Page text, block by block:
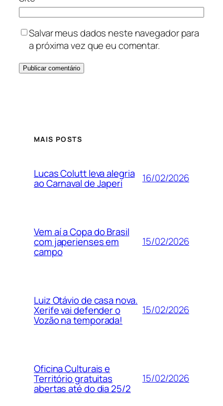
Salvar meus dados neste navegador para
a próxima vez que eu comentar.
MAIS POSTS
Lucas Colutt leva alegria
ao Carnaval de Japeri 16/02/2026
Vem aí a Copa do Brasil
com japerienses em
campo
15/02/2026
Luiz Otávio de casa nova.
Xerife vai defender o
Vozão na temporada!
15/02/2026
Oficina Culturais e
Território gratuitas
abertas até do dia 25/2
15/02/2026